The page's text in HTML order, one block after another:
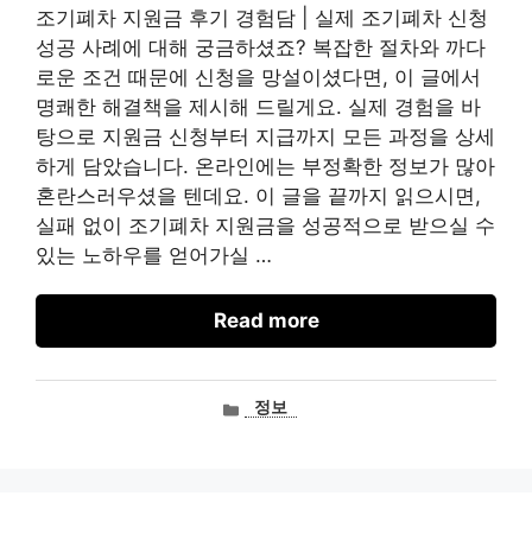
조기폐차 지원금 후기 경험담 | 실제 조기폐차 신청
성공 사례에 대해 궁금하셨죠? 복잡한 절차와 까다
로운 조건 때문에 신청을 망설이셨다면, 이 글에서
명쾌한 해결책을 제시해 드릴게요. 실제 경험을 바
탕으로 지원금 신청부터 지급까지 모든 과정을 상세
하게 담았습니다. 온라인에는 부정확한 정보가 많아
혼란스러우셨을 텐데요. 이 글을 끝까지 읽으시면,
실패 없이 조기폐차 지원금을 성공적으로 받으실 수
있는 노하우를 얻어가실 …
Read more
카정보